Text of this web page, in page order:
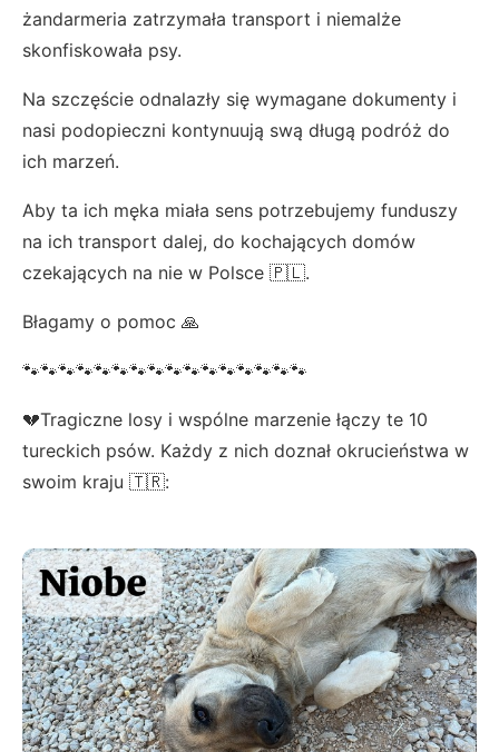
żandarmeria zatrzymała transport i niemalże
skonfiskowała psy.
Na szczęście odnalazły się wymagane dokumenty i
nasi podopieczni kontynuują swą długą podróż do
ich marzeń.
Aby ta ich męka miała sens potrzebujemy funduszy
na ich transport dalej, do kochających domów
czekających na nie w Polsce 🇵🇱.
Błagamy o pomoc 🙏
🐾🐾🐾🐾🐾🐾🐾🐾🐾🐾🐾🐾🐾🐾🐾🐾
💔Tragiczne losy i wspólne marzenie łączy te 10
tureckich psów. Każdy z nich doznał okrucieństwa w
swoim kraju 🇹🇷: